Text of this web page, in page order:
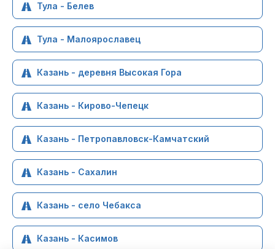
Тула - Белев
Тула - Малоярославец
Казань - деревня Высокая Гора
Казань - Кирово-Чепецк
Казань - Петропавловск-Камчатский
Казань - Сахалин
Казань - село Чебакса
Казань - Касимов